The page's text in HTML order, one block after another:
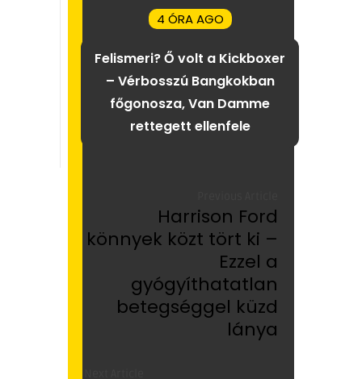
4 ÓRA AGO
Felismeri? Ő volt a Kickboxer
– Vérbosszú Bangkokban
főgonosza, Van Damme
rettegett ellenfele
Harrison Ford
könnyek közt tört ki –
Ezzel a
gyógyíthatatlan
betegséggel küzd
lánya